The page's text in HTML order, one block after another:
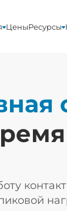
ЦеныРесурсы